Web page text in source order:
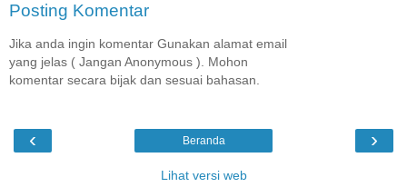
Posting Komentar
Jika anda ingin komentar Gunakan alamat email
yang jelas ( Jangan Anonymous ). Mohon
komentar secara bijak dan sesuai bahasan.
‹ ›
Beranda
Lihat versi web